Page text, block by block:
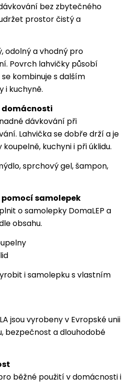
bez zbytečného
prostor čistý a
odolný a vhodný pro
Povrch lahvičky působí
kombinuje s dalším
i kuchyně.
domácnosti
dávkování při
Lahvička se dobře drží a je
kuchyni i při úklidu.
sprchový gel, šampon,
samolepek
o samolepky DomaLEP a
obsahu.
i samolepku s vlastním
jsou vyrobeny v Evropské unii
bezpečnost a dlouhodobé
běžné použití v domácnosti i